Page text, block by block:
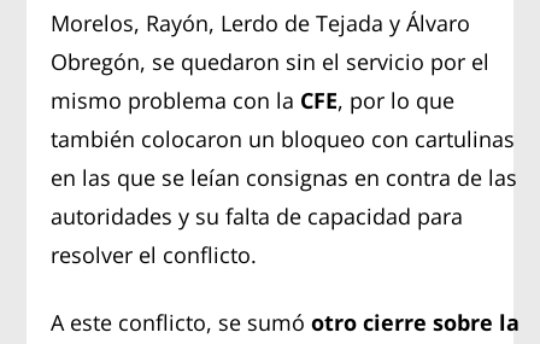
Morelos, Rayón, Lerdo de Tejada y Álvaro
Obregón, se quedaron sin el servicio por el
mismo problema con la CFE, por lo que
también colocaron un bloqueo con cartulinas
en las que se leían consignas en contra de las
autoridades y su falta de capacidad para
resolver el conflicto.
A este conflicto, se sumóotro cierre sobre la